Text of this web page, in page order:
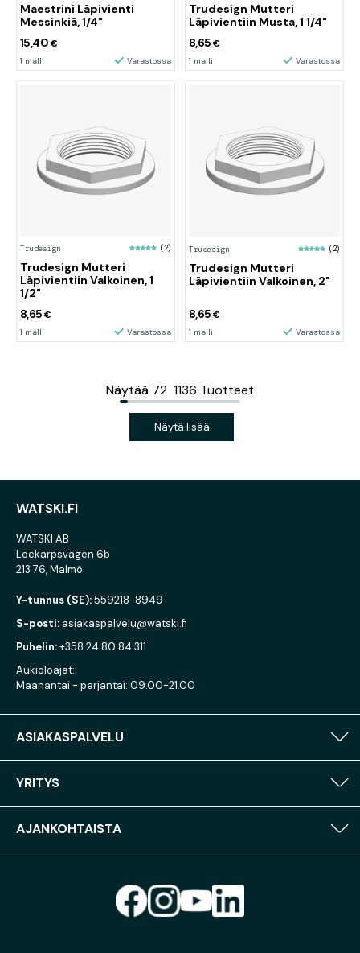
Maestrini Läpivienti
Messinkiä, 1/4"
15,40 €
1 malli Varastossa
Trudesign Mutteri
Läpivientiin Musta, 1 1/4"
8,65€
1 malli Varastossa
Trudesign (2)
Trudesign Mutteri
Läpivientiin Valkoinen, 1
1/2"
8,65€
1 malli Varastossa
Trudesign (2)
Trudesign Mutteri
Läpivientiin Valkoinen, 2"
8,65€
1 malli Varastossa
Näytää 72 1136 Tuotteet
Näytä lisää
WATSKI.FI
WATSKI AB
Lockarpsvägen 6b
213 76, Malmö
Y-tunnus (SE):559218-8949
S-posti: asiakaspalvelu@watski.fi
Puhelin:+358 24 80 84 311
Aukioloajat:
Maanantai - perjantai: 09.00-21.00
ASIAKASPALVELU
YRITYS
AJANKOHTAISTA